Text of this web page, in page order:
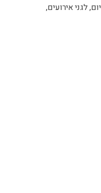
לגני אירועים,